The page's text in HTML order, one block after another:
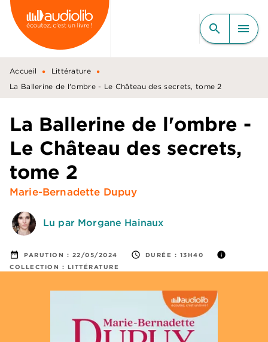
MENU RECHERCHE
CONTENU
PIED DE PAGE
search menu
Accueil • Littérature •
La Ballerine de l'ombre - Le Château des secrets, tome 2
La Ballerine de l'ombre -
Le Château des secrets,
tome 2
Marie-Bernadette Dupuy
Lu par Morgane Hainaux
date_range PARUTION : 22/05/2024 access_time DURÉE : 13H40 info
COLLECTION : LITTÉRATURE